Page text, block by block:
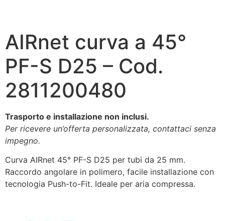
AIRnet curva a 45°
PF-S D25 – Cod.
2811200480
Trasporto e installazione non inclusi.
Per ricevere un’offerta personalizzata, contattaci senza
impegno.
Curva AIRnet 45° PF-S D25 per tubi da 25 mm.
Raccordo angolare in polimero, facile installazione con
tecnologia Push-to-Fit. Ideale per aria compressa.